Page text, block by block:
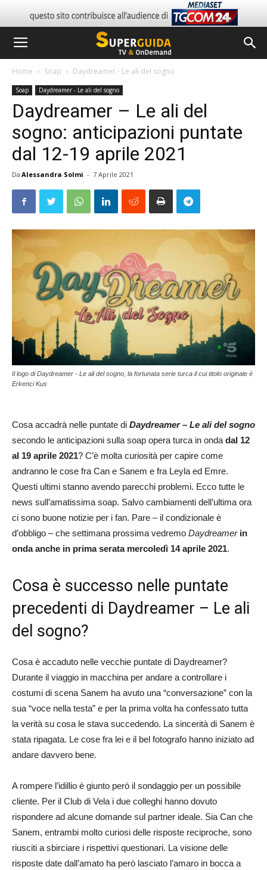
Home Soap Daydreamer - Le ali del sogno
Soap Daydreamer - Le ali del sogno
Daydreamer – Le ali del
sogno: anticipazioni puntate
dal 12-19 aprile 2021
Da Alessandra Solmi - 7 Aprile 2021
Il logo di Daydreamer - Le ali del sogno, la fortunata serie turca il cui titolo originale è
Erkenci Kus
Cosa accadrà nelle puntate di Daydreamer – Le ali del sogno
secondo le anticipazioni sulla soap opera turca in onda dal 12
al 19 aprile 2021? C’è molta curiosità per capire come
andranno le cose fra Can e Sanem e fra Leyla ed Emre.
Questi ultimi stanno avendo parecchi problemi. Ecco tutte le
news sull’amatissima soap. Salvo cambiamenti dell’ultima ora
ci sono buone notizie per i fan. Pare – il condizionale è
d’obbligo – che settimana prossima vedremo Daydreamer in
onda anche in prima serata mercoledì 14 aprile 2021.
Cosa è successo nelle puntate
precedenti di Daydreamer – Le ali
del sogno?
Cosa è accaduto nelle vecchie puntate di Daydreamer?
Durante il viaggio in macchina per andare a controllare i
costumi di scena Sanem ha avuto una “conversazione” con la
sua “voce nella testa” e per la prima volta ha confessato tutta
la verità su cosa le stava succedendo. La sincerità di Sanem è
stata ripagata. Le cose fra lei e il bel fotografo hanno iniziato ad
andare davvero bene.
A rompere l’idillio è giunto però il sondaggio per un possibile
cliente. Per il Club di Vela i due colleghi hanno dovuto
rispondere ad alcune domande sul partner ideale. Sia Can che
Sanem, entrambi molto curiosi delle risposte reciproche, sono
riusciti a sbirciare i rispettivi questionari. La visione delle
risposte date dall’amato ha però lasciato l’amaro in bocca a